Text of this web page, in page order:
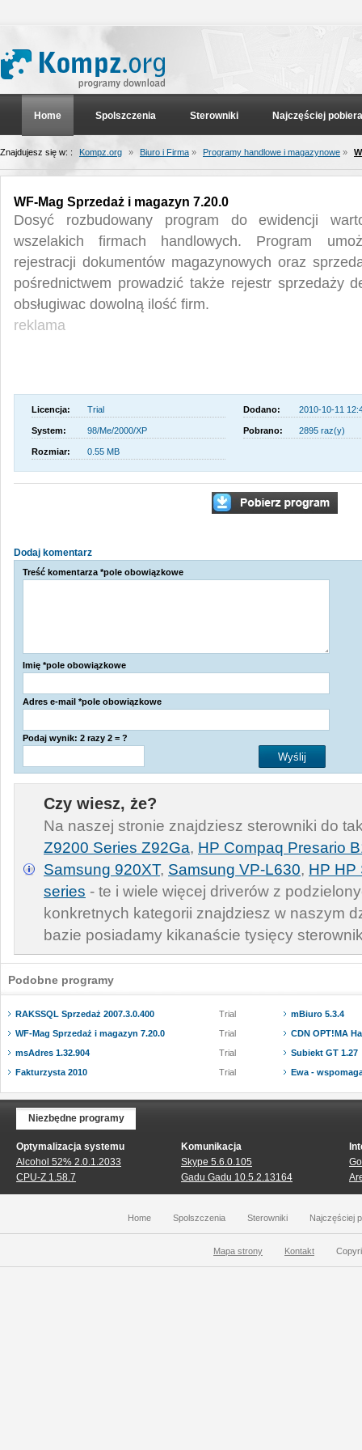
Home Spolszczenia Sterowniki Najczęściej
Znajdujesz się w: : Kompz.org » Biuro i Firma » Programy handlowe i magazynowe »
WF-Mag Sprzedaż i magazyn 7.20.0
Dosyć rozbudowany program do ewidencji
wszelakich firmach handlowych. Program
rejestracji dokumentów magazynowych oraz
pośrednictwem prowadzić także rejestr sprzedaży
obsługiwac dowolną ilość firm.
reklama
Licencja: Trial Dodano: 2010-10-11
System: 98/Me/2000/XP Pobrano: 2895 raz(y)
Rozmiar: 0.55 MB
Dodaj komentarz
Treść komentarza *pole obowiązkowe
Imię *pole obowiązkowe
Adres e-mail *pole obowiązkowe
Podaj wynik: 2 razy 2 = ?
Czy wiesz, że?
Na naszej stronie znajdziesz sterowniki do
Z9200 Series Z92Ga, HP Compaq Presario
Samsung 920XT, Samsung VP-L630, HP HP
series - te i wiele więcej driverów z
konkretnych kategorii znajdziesz w naszym
bazie posiadamy kikanaście tysięcy
Podobne programy
RAKSSQL Sprzedaż 2007.3.0.400
Trial
WF-Mag Sprzedaż i magazyn 7.20.0
Trial
msAdres 1.32.904
Trial
Fakturzysta 2010
Trial
mBiuro 5.3.4
CDN OPT!MA
Subiekt GT 1.27
Ewa -
Niezbędne programy
Optymalizacja systemu
Alcohol 52% 2.0.1.2033
CPU-Z 1.58.7
Komunikacja
Skype 5.6.0.105
Gadu Gadu 10.5.2.13164
Home Spolszczenia Sterowniki Najczęściej
Mapa strony Kontakt